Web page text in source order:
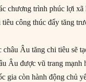
chương trình phúc lợi
công thúc đẩy tăng
châu Âu tăng chi tiêu sẽ
Âu được vũ trang mạnh
gia còn hành động chủ